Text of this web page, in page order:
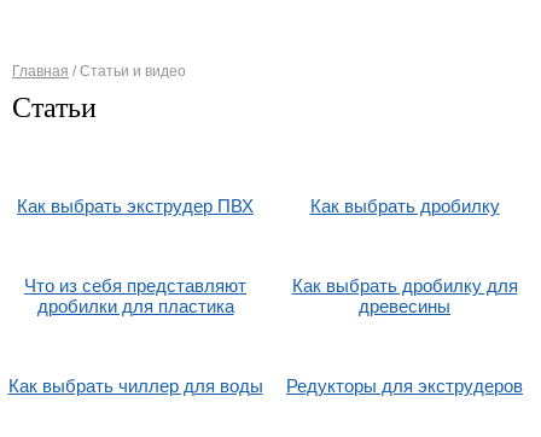
Вы здесь
Главная / Статьи и видео
Статьи
Как выбрать экструдер ПВХ Как выбрать дробилку
Что из себя представляют
дробилки для пластика
Как выбрать дробилку для
древесины
Как выбрать чиллер для воды Редукторы для экструдеров